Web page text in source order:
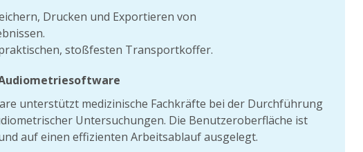
Drucken und Exportieren von
stoßfesten Transportkoffer.
unterstützt medizinische Fachkräfte bei der Durchführung
Untersuchungen. Die Benutzeroberfläche ist
auf einen effizienten Arbeitsablauf ausgelegt.